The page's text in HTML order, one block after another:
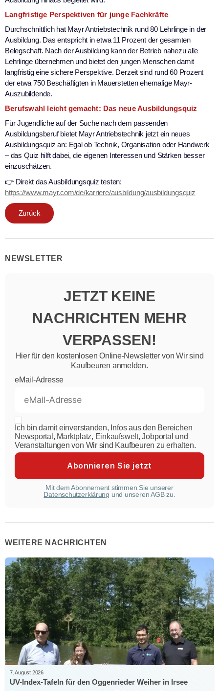
Langfristige Perspektiven für junge Fachkräfte
Durchschnittlich hat Mayr Antriebstechnik rund 80 Lehrlinge in der
Ausbildung. Das entspricht in etwa 11 Prozent der gesamten
Belegschaft. Nach der Ausbildung kann der Betrieb nahezu alle
Lehrlinge übernehmen und bietet den jungen Menschen damit
langfristig eine sichere Perspektive. Derzeit sind rund 60 Prozent
der etwa 750 Beschäftigten in Mauerstetten ehemalige Mayr-
Auszubildende.
Berufswahl leicht gemacht: Das neue Ausbildungsquiz
Für Jugendliche auf der Suche nach dem passenden
Ausbildungsberuf bietet Mayr Antriebstechnik jetzt ein neues
Ausbildungsquiz an: Egal ob Technik, Organisation oder Handwerk
– das Quiz hilft dabei, die eigenen Interessen und Stärken besser
einzuschätzen.
👉 Direkt das Ausbildungsquiz testen:
https://www.mayr.com/de/karriere/ausbildung/ausbildungsquiz
Zurück
NEWSLETTER
JETZT KEINE
NACHRICHTEN MEHR
VERPASSEN!
Hier für den kostenlosen Online-Newsletter von Wir sind
Kaufbeuren anmelden.
eMail-Adresse
Ich bin damit einverstanden, Infos aus den Bereichen
Newsportal, Marktplatz, Einkaufswelt, Jobportal und
Veranstaltungen von Wir sind Kaufbeuren zu erhalten.
Mit dem Abonnement stimmen Sie unserer
Datenschutzerklärung und unseren AGB zu.
WEITERE NACHRICHTEN
7. August 2026
UV-Index-Tafeln für den Oggenrieder Weiher in Irsee